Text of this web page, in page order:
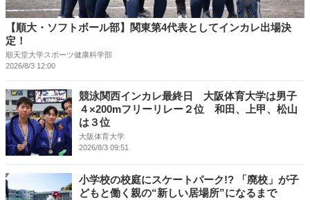
【順大・ソフトボール部】関東第4代表としてインカレ出場決
定！
順天堂大学スポーツ健康科学部
2026/8/3 12:00
競泳関西インカレ最終日 大阪体育大学は男子
４×200mフリーリレー２位 和田、上甲、松山
は３位
大阪体育大学
2026/8/3 09:51
小学校の校庭にスケートパーク!? 「廃校」が子
どもと働く親の“新しい居場所”になるまで